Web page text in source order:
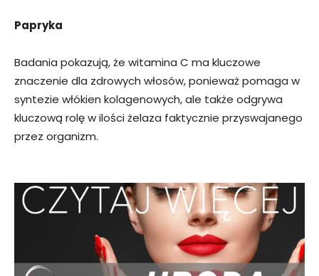
Papryka
Badania pokazują, że witamina C ma kluczowe
znaczenie dla zdrowych włosów, ponieważ pomaga w
syntezie włókien kolagenowych, ale także odgrywa
kluczową rolę w ilości żelaza faktycznie przyswajanego
przez organizm.